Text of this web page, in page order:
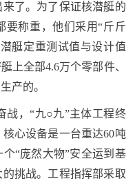
了。为了保证核潜艇的
要称重，他们采用“斤斤
艇定重测试值与设计值
上全部4.6万个零部件、
产的。
战，“九○九”主体工程终
心设备是一台重达60吨
“庞然大物”安全运到基
挑战。工程指挥部采取